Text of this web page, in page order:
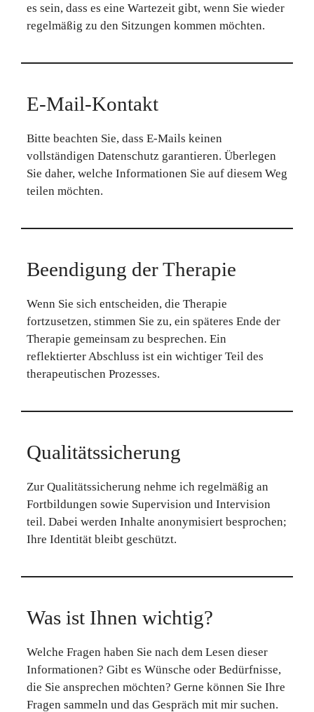
es sein, dass es eine Wartezeit gibt, wenn Sie wieder
regelmäßig zu den Sitzungen kommen möchten.
E-Mail-Kontakt
Bitte beachten Sie, dass E-Mails keinen
vollständigen Datenschutz garantieren. Überlegen
Sie daher, welche Informationen Sie auf diesem Weg
teilen möchten.
Beendigung der Therapie
Wenn Sie sich entscheiden, die Therapie
fortzusetzen, stimmen Sie zu, ein späteres Ende der
Therapie gemeinsam zu besprechen. Ein
reflektierter Abschluss ist ein wichtiger Teil des
therapeutischen Prozesses.
Qualitätssicherung
Zur Qualitätssicherung nehme ich regelmäßig an
Fortbildungen sowie Supervision und Intervision
teil. Dabei werden Inhalte anonymisiert besprochen;
Ihre Identität bleibt geschützt.
Was ist Ihnen wichtig?
Welche Fragen haben Sie nach dem Lesen dieser
Informationen? Gibt es Wünsche oder Bedürfnisse,
die Sie ansprechen möchten? Gerne können Sie Ihre
Fragen sammeln und das Gespräch mit mir suchen.